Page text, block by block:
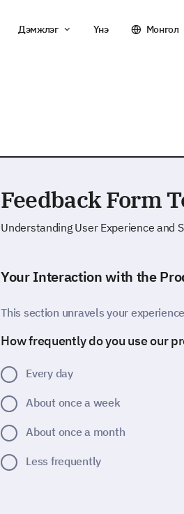
Дэмжлэг Үнэ Монгол
Feedback Form
Understanding User Experience and
Your Interaction with the
This section unravels your
How frequently do you use our
Every day
About once a week
About once a month
Less frequently